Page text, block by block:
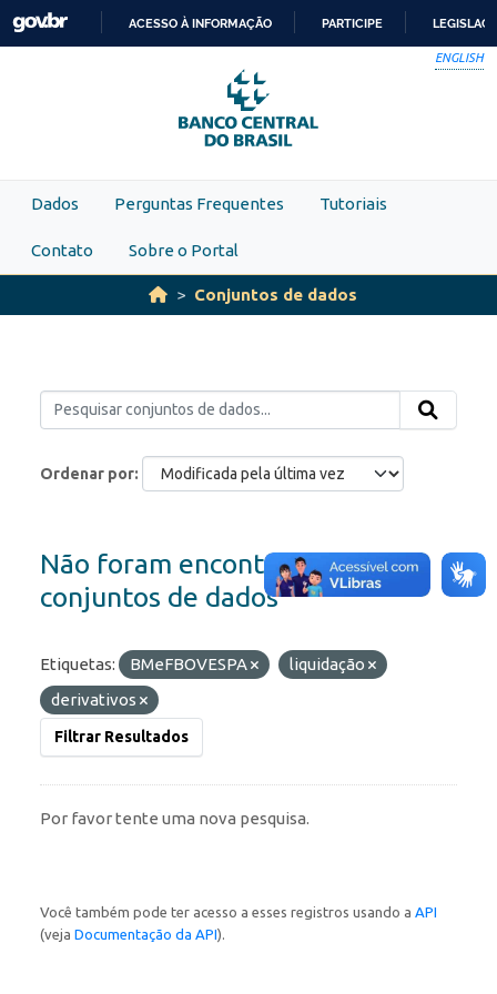
Skip to main content
PARA
O
CONTEÚDO
ACESSO À INFORMAÇÃO PARTICIPE
ENGLISH
Dados Perguntas Frequentes Tutoriais
Contato Sobre o Portal
Conjuntos de dados
Ordenar por
Não foram encontrados
conjuntos de dados
Etiquetas: BMeFBOVESPA
liquidação
derivativos
Filtrar Resultados
Por favor tente uma nova pesquisa.
Você também pode ter acesso a esses registros usando a API
(veja Documentação da API).